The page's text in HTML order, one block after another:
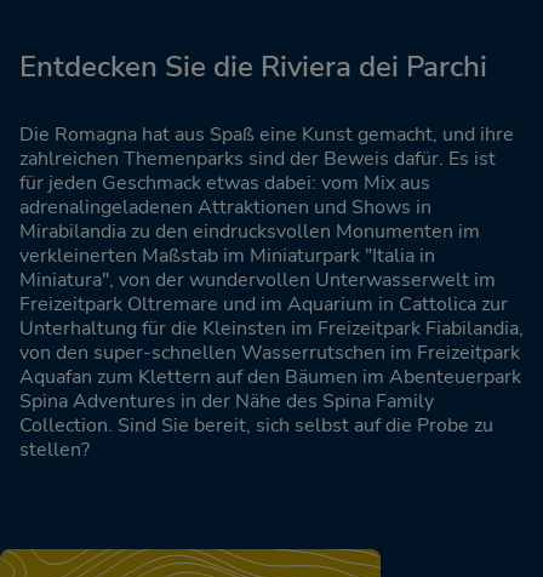
Entdecken Sie die Riviera dei Parchi
Die Romagna hat aus Spaß eine Kunst gemacht, und ihre
zahlreichen Themenparks sind der Beweis dafür. Es ist
für jeden Geschmack etwas dabei: vom Mix aus
adrenalingeladenen Attraktionen und Shows in
Mirabilandia zu den eindrucksvollen Monumenten im
verkleinerten Maßstab im Miniaturpark "Italia in
Miniatura", von der wundervollen Unterwasserwelt im
Freizeitpark Oltremare und im Aquarium in Cattolica zur
Unterhaltung für die Kleinsten im Freizeitpark Fiabilandia,
von den super-schnellen Wasserrutschen im Freizeitpark
Aquafan zum Klettern auf den Bäumen im Abenteuerpark
Spina Adventures in der Nähe des Spina Family
Collection. Sind Sie bereit, sich selbst auf die Probe zu
stellen?